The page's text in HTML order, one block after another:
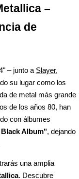
–
de
– junto a Slayer,
su lugar como los
de metal más grande
de los años 80, han
con álbumes
Album", dejando
una amplia
. Descubre